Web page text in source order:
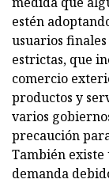
estén
usuarios
estrictas, que
comercio
productos y
varios
precaución
También
demanda